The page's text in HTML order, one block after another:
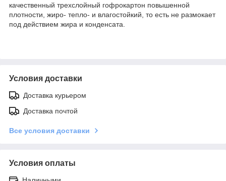
качественный трехслойный гофрокартон повышенной
плотности, жиро- тепло- и влагостойкий, то есть не размокает
под действием жира и конденсата.
Условия доставки
Доставка курьером
Доставка почтой
Все условия доставки
Условия оплаты